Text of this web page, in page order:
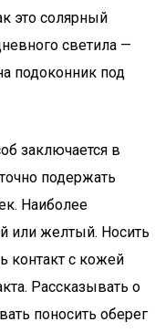
это солярный
светила —
подоконник под
заключается в
подержать
Наиболее
или желтый. Носить
контакт с кожей
Рассказывать о
поносить оберег